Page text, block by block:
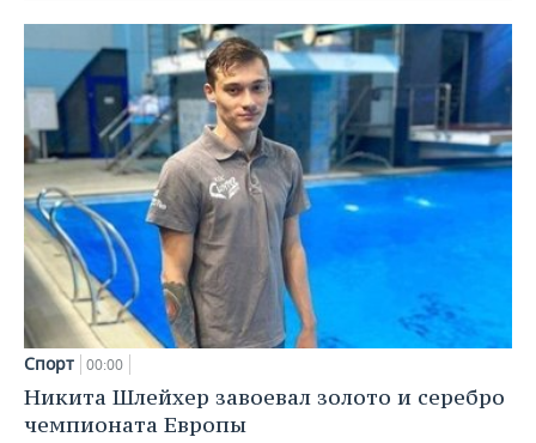
Спорт 00:00
Никита Шлейхер завоевал золото и серебро
чемпионата Европы